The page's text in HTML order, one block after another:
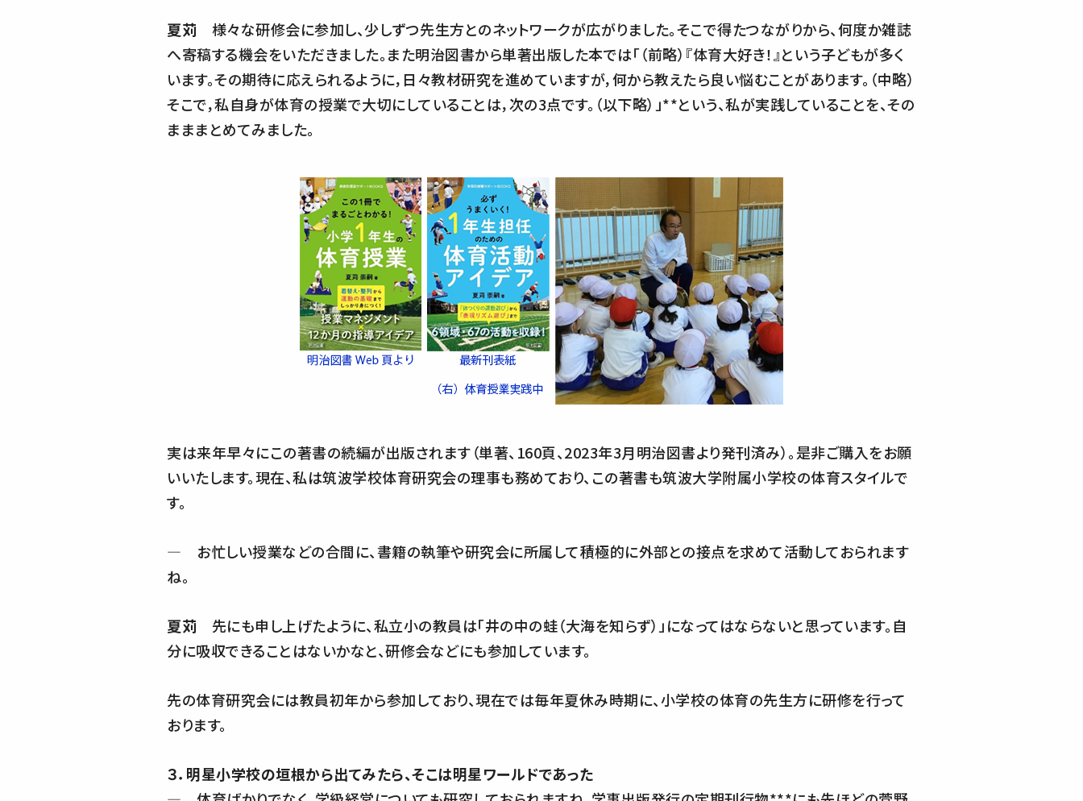
夏苅 様々な研修会に参加し、少しずつ先生方とのネットワークが広がりました。そこで得たつながりから、何度か雑誌
へ寄稿する機会をいただきました。また明治図書から単著出版した本では「（前略）『体育大好き！』という子どもが多く
います。その期待に応えられるように，日々教材研究を進めていますが，何から教えたら良い悩むことがあります。（中略）
そこで，私自身が体育の授業で大切にしていることは，次の3点です。（以下略）」**という、私が実践していることを、その
まままとめてみました。
実は来年早々にこの著書の続編が出版されます（単著、160頁、2023年3月明治図書より発刊済み）。是非ご購入をお願
いいたします。現在、私は筑波学校体育研究会の理事も務めており、この著書も筑波大学附属小学校の体育スタイルで
す。
― お忙しい授業などの合間に、書籍の執筆や研究会に所属して積極的に外部との接点を求めて活動しておられます
ね。
夏苅 先にも申し上げたように、私立小の教員は「井の中の蛙（大海を知らず）」になってはならないと思っています。自
分に吸収できることはないかなと、研修会などにも参加しています。
先の体育研究会には教員初年から参加しており、現在では毎年夏休み時期に、小学校の体育の先生方に研修を行って
おります。
３．明星小学校の垣根から出てみたら、そこは明星ワールドであった